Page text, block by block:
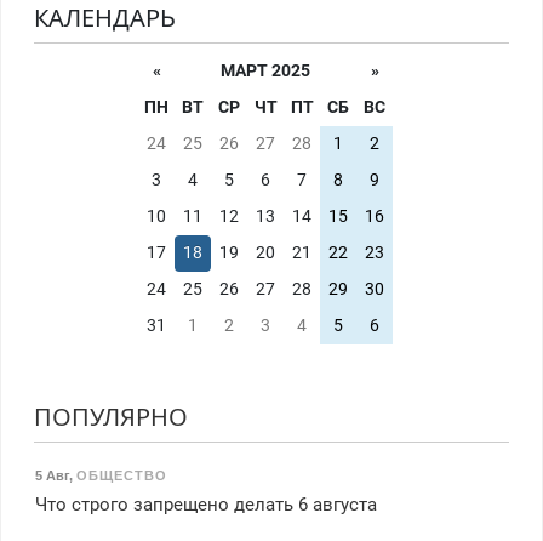
КАЛЕНДАРЬ
« МАРТ 2025
»
ПН
ВТ СР ЧТ ПТ СБ
ВС
24
25 26 27 28 1
2
3
4 5 6 7 8
9
10
11 12 13 14 15
16
17
18 19 20 21 22
23
24
25 26 27 28 29
30
31
1 2 3 4 5 6
ПОПУЛЯРНО
5 Авг, ОБЩЕСТВО
Что строго запрещено делать 6 августа